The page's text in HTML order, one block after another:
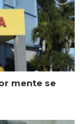
mente se